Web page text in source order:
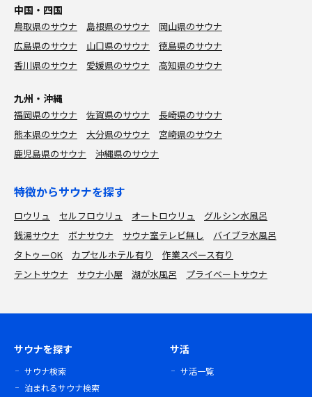
中国・四国
鳥取県のサウナ 島根県のサウナ
岡山県のサウナ
広島県のサウナ
山口県のサウナ
徳島県のサウナ
香川県のサウナ
愛媛県のサウナ 高知県のサウナ
九州・沖縄
福岡県のサウナ 佐賀県のサウナ
長崎県のサウナ
熊本県のサウナ
大分県のサウナ
宮崎県のサウナ
鹿児島県のサウナ
沖縄県のサウナ
特徴からサウナを探す
ロウリュ セルフロウリュ オートロウリュ
グルシン水風呂
銭湯サウナ
ボナサウナ サウナ室テレビ無し
バイブラ水風呂
タトゥーOK
カプセルホテル有り
作業スペース有り
テントサウナ
サウナ小屋 湖が水風呂 プライベートサウナ
サウナを探す
サウナ検索
泊まれるサウナ検索
サ活
サ活一覧